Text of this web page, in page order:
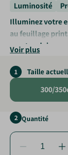
Luminosité
Illuminez votre
au feuillage
spectaculaire.
lumière.
Zéro épine:
clarté.
Voir plus
1 Taille
300/
2 Quantité